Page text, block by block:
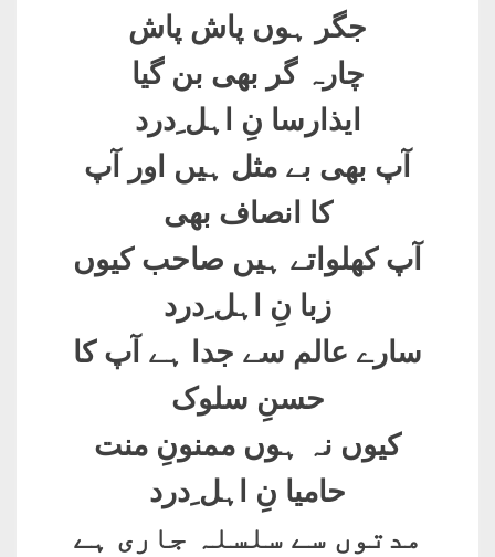
جگر ہوں پاش پاش
چارہ گر بھی بن گیا
ایذارسا نِ اہل ِدرد
آپ بھی بے مثل ہیں اور آپ
کا انصاف بھی
آپ کھلواتے ہیں صاحب کیوں
زبا نِ اہل ِدرد
سارے عالم سے جدا ہے آپ کا
حسنِ سلوک
کیوں نہ ہوں ممنونِ منت
حامیا نِ اہل ِدرد
مدتوں سے سلسلہ جاری ہے